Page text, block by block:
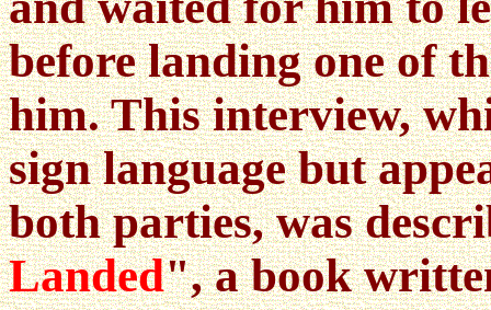
before landing one of
him. This interview,
sign language but
both parties, was
Landed", a book